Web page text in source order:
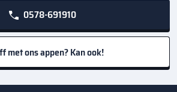
0578-691910
ff met ons appen? Kan ook!